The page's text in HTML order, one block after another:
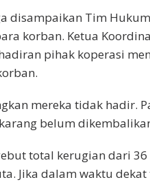
disampaikan Tim
korban. Ketua
pihak koperasi
mereka tidak hadir.
belum
total kerugian dari
Jika dalam waktu